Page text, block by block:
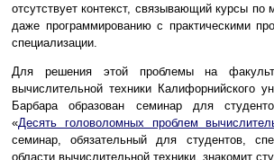
отсутствует контекст, связывающий курсы по
даже программированию с практическими
специализации.
Для решения этой проблемы на
вычислительной техники Калифорнийского
Барбара образован семинар для
«Десять головоломных проблем
семинар, обязательный для студентов,
области вычислительной техники, знакомит